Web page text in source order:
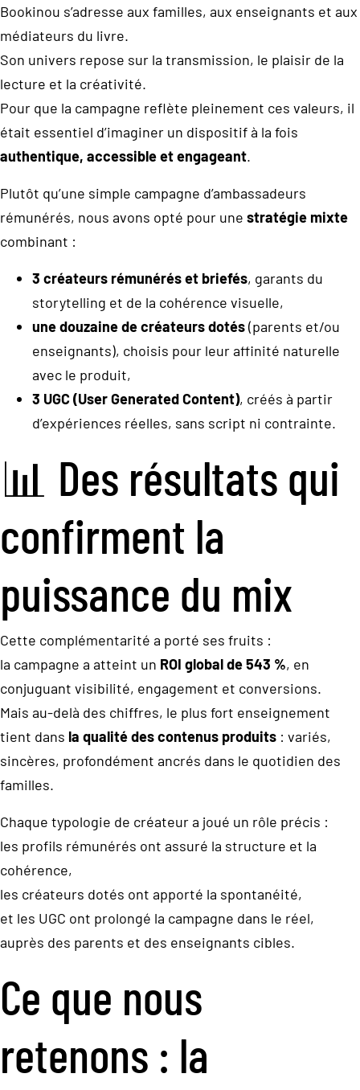
Bookinou s’adresse aux familles, aux enseignants et aux
médiateurs du livre.
Son univers repose sur la transmission, le plaisir de la
lecture et la créativité.
Pour que la campagne reflète pleinement ces valeurs, il
était essentiel d’imaginer un dispositif à la fois
authentique, accessible et engageant.
Plutôt qu’une simple campagne d’ambassadeurs
rémunérés, nous avons opté pour une stratégie mixte
combinant :
3 créateurs rémunérés et briefés, garants du
storytelling et de la cohérence visuelle,
une douzaine de créateurs dotés(parents et/ou
enseignants), choisis pour leur affinité naturelle
avec le produit,
3 UGC (User Generated Content), créés à partir
d’expériences réelles, sans script ni contrainte.
📊 Des résultats qui
confirment la
puissance du mix
Cette complémentarité a porté ses fruits :
la campagne a atteint un ROI global de 543 %, en
conjuguant visibilité, engagement et conversions.
Mais au-delà des chiffres, le plus fort enseignement
tient dans la qualité des contenus produits : variés,
sincères, profondément ancrés dans le quotidien des
familles.
Chaque typologie de créateur a joué un rôle précis :
les profils rémunérés ont assuré la structure et la
cohérence,
les créateurs dotés ont apporté la spontanéité,
et les UGC ont prolongé la campagne dans le réel,
auprès des parents et des enseignants cibles.
Ce que nous
retenons : la